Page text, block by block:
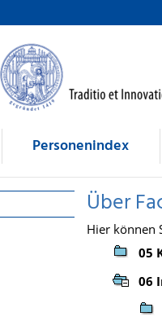
Personenindex
Über
Hier können
05
06